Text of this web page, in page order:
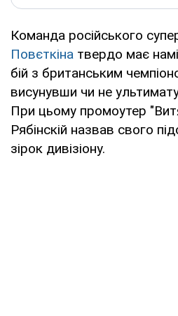
Команда російського
Повєткіна твердо має
бій з британським
висунувши чи не
При цьому промоутер
Рябінскій назвав свого
зірок дивізіону.